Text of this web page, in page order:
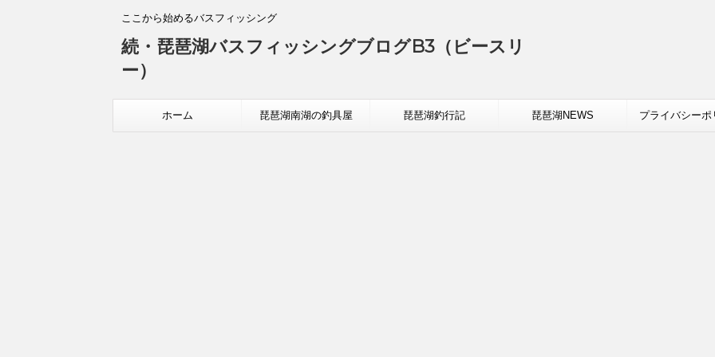
ここから始めるバスフィッシング
続・琵琶湖バスフィッシングブログB3（ビースリ
ー）
ホーム 琵琶湖南湖の釣具屋 琵琶湖釣行記 琵琶湖NEWS プライバシーポ